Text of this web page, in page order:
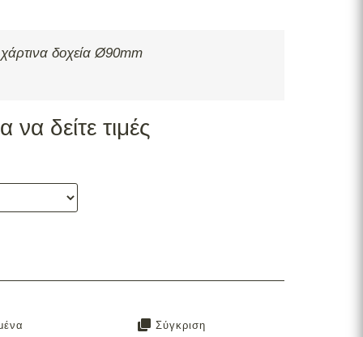
δοχεία Ø90mm
δείτε τιμές
Σύγκριση